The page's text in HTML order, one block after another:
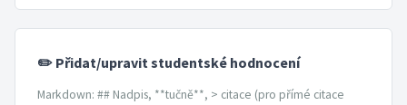
✏️ Přidat/upravit studentské hodnocení
Markdown: ## Nadpis, **tučně**, > citace (pro přímé citace